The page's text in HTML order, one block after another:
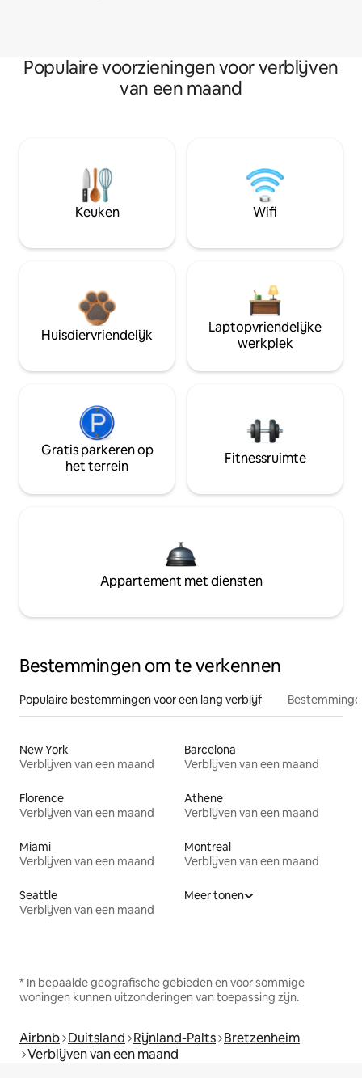
Populaire voorzieningen voor verblijven
van een maand
Keuken Wifi
Huisdiervriendelijk
Laptopvriendelijke
werkplek
Gratis parkeren op
het terrein
Fitnessruimte
Appartement met diensten
Bestemmingen om te verkennen
Populaire bestemmingen voor een lang verblijf
New York
Verblijven van een maand
Barcelona
Verblijven van een maand
Florence
Verblijven van een maand
Athene
Verblijven van een maand
Miami
Verblijven van een maand
Montreal
Verblijven van een maand
Seattle
Verblijven van een maand
Meer tonen
* In bepaalde geografische gebieden en voor sommige
woningen kunnen uitzonderingen van toepassing zijn.
Airbnb Duitsland Rijnland-Palts Bretzenheim
Verblijven van een maand